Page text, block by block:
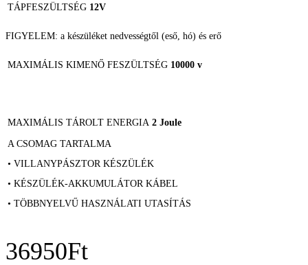
TÁPFESZÜLTSÉG 12V
FIGYELEM: a készüléket nedvességtől (eső, hó) és erő
MAXIMÁLIS KIMENŐ FESZÜLTSÉG 10000 v
MAXIMÁLIS TÁROLT ENERGIA 2 Joule
A CSOMAG TARTALMA
• VILLANYPÁSZTOR KÉSZÜLÉK
• KÉSZÜLÉK-AKKUMULÁTOR KÁBEL
• TÖBBNYELVŰ HASZNÁLATI UTASÍTÁS
36950Ft